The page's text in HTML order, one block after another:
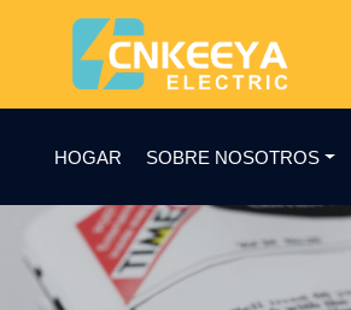
HOGAR SOBRE NOSOTROS